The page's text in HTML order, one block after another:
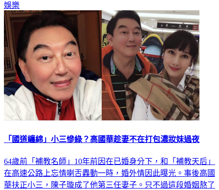
娛樂
「國道纏綿」小三慘綠？高國華趁妻不在打包濃妝妹過夜
64歲前「補教名師」10年前因在已婚身分下，和「補教天后」
在高速公路上忘情喇舌轟動一時，婚外情因此曝光。事後高國
華扶正小三，陳子璇成了他第三任妻子。只不過這段婚姻熬了